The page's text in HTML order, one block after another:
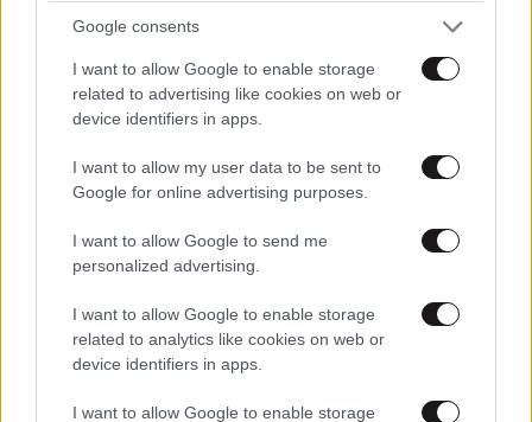
Google consents
I want to allow Google to enable storage
related to advertising like cookies on web or
device identifiers in apps.
I want to allow my user data to be sent to
Google for online advertising purposes.
I want to allow Google to send me
personalized advertising.
I want to allow Google to enable storage
related to analytics like cookies on web or
device identifiers in apps.
I want to allow Google to enable storage
Εριέττα Κούρκουλου – Τα 33α γενέθλια και τα
φιλιά με τον Βύρωνα Βασιλειάδη: «Καμία στιγμή
ευτυχίας δεδομένη»